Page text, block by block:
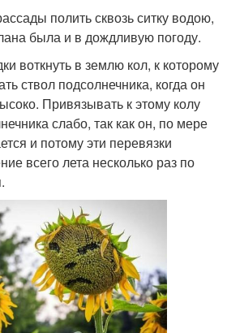
полить сквозь ситку водою,
была и в дождливую погоду.
воткнуть в землю кол, к которому
ствол подсолнечника, когда он
Привязывать к этому колу
слабо, так как он, по мере
и потому эти перевязки
всего лета несколько раз по